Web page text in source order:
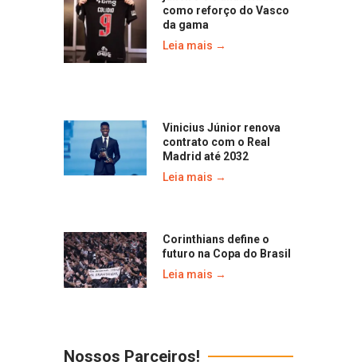
como reforço do Vasco
da gama
Leia mais →
Vinicius Júnior renova
contrato com o Real
Madrid até 2032
Leia mais →
Corinthians define o
futuro na Copa do Brasil
Leia mais →
Nossos Parceiros!